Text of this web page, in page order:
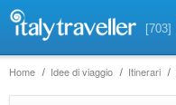
[703]
Home Idee di viaggio Itinerari
+